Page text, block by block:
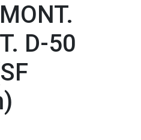
D-50